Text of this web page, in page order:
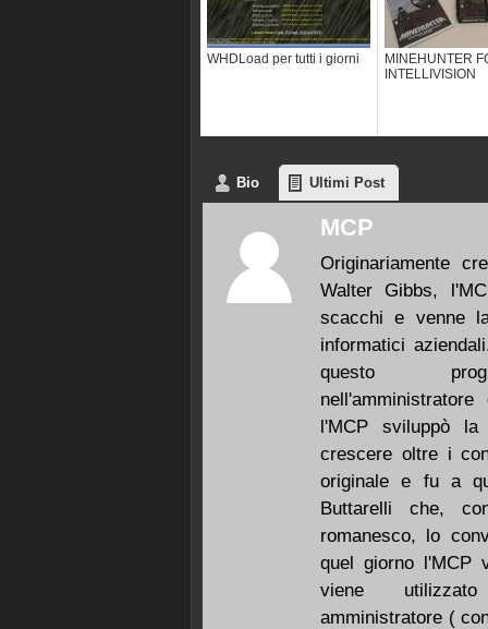
WHDLoad per tutti i giorni
MINEHUNTER
INTELLIVISION
Bio Ultimi Post
MCP
Originariamente
Walter Gibbs,
scacchi e venne
informatici
questo
l'MCP sviluppò
crescere oltre i
originale e fu a
Buttarelli che,
romanesco, lo
quel giorno l'MCP
viene utilizzato
amministratore (